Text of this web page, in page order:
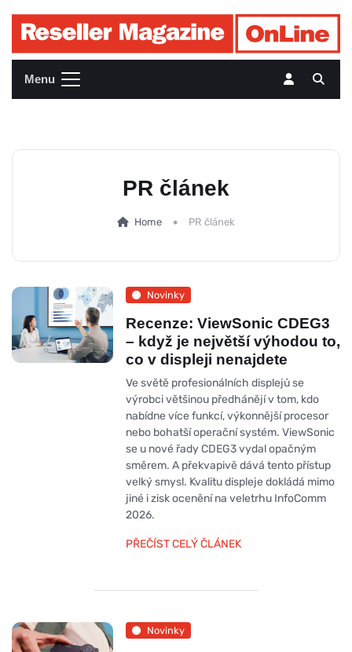
Menu
PR článek
Home PR článek
Novinky
Recenze: ViewSonic CDEG3
– když je největší výhodou to,
co v displeji nenajdete
Ve světě profesionálních displejů se
výrobci většinou předhánějí v tom, kdo
nabídne více funkcí, výkonnější procesor
nebo bohatší operační systém. ViewSonic
se u nové řady CDEG3 vydal opačným
směrem. A překvapivě dává tento přístup
velký smysl. Kvalitu displeje dokládá mimo
jiné i zisk ocenění na veletrhu InfoComm
2026.
PŘEČÍST CELÝ ČLÁNEK
Novinky